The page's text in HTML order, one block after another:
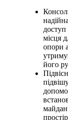
доступ
місця
опори
його